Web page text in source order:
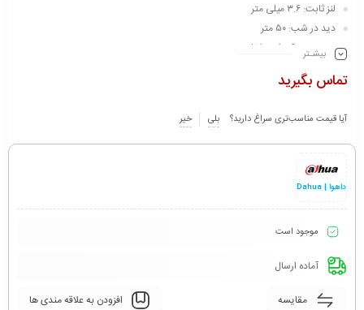
لنز ثابت: ۳.۶ میلی متر
دید در شب: ۵۰ متر
مجهز به میکروفن داخلی
بیشـتر
تماس بگیرید
آیا قیمت مناسب‌تری سراغ دارید؟ بلی خیر
داهوا | Dahua
موجود است
آماده ارسال
مقایسه افزودن به علاقه مندی ها